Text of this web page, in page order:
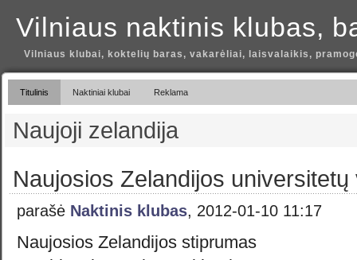
Vilniaus naktinis klubas,
Vilniaus klubai, koktelių baras, vakarėliai, laisvalaikis,
Titulinis Naktiniai klubai Reklama
Naujoji zelandija
Naujosios Zelandijos universitetų
parašė Naktinis klubas, 2012-01-10 11:17
Naujosios Zelandijos stiprumas